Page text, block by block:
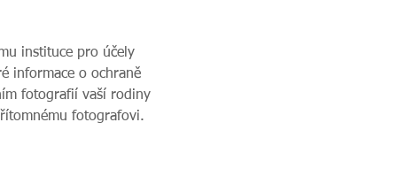
instituce pro účely
informace o ochraně
fotografií vaší rodiny
fotografovi.